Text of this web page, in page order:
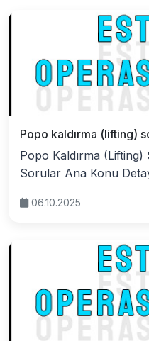
Popo kaldırma (lifting)
Popo Kaldırma (Lifting)
Sorular Ana Konu
06.10.2025